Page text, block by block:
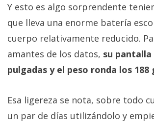
Y esto es algo sorprendente
que lleva una enorme batería
cuerpo relativamente reducido.
amantes de los datos, su pantalla
pulgadas y el peso ronda los 188
Esa ligereza se nota, sobre todo
un par de días utilizándolo y